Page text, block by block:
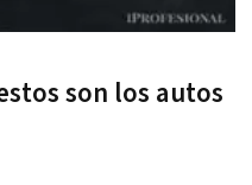
son los autos